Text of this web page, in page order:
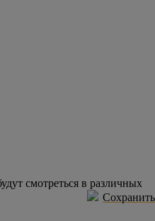
смотреться в различных
Сохранить